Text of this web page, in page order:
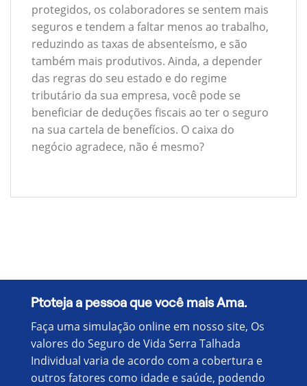
protegidos, os colaboradores se sentem mais
seguros e tendem a faltar menos ao trabalho,
reduzindo as taxas de absenteísmo, e são
também mais produtivos. Ainda, a depender
das regras do seu estado e do regime
tributário da sua empresa, você pode se
beneficiar de deduções fiscais ao ter o seguro
na sua cartela de benefícios. O caixa do
negócio agradece, não é mesmo?
Ptoteja a pessoa que você mais Ama.
Faça uma simulação online em nosso site, Os
valores do Seguro de Vida Serra Talhada
Individual varia de acordo com a cobertura e
outros fatores como idade e saúde, podendo